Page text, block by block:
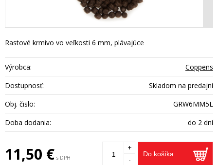
Rastové krmivo vo veľkosti 6 mm, plávajúce
Výrobca:
Coppens
Dostupnosť:
Skladom na predajni
Obj. čislo:
GRW6MM5L
Doba dodania:
do 2 dní
11,50 € s DPH Do košíka
+
-